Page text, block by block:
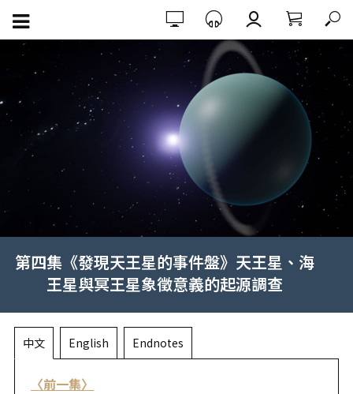
第四集《發現天王星的事件盤》天王星、海
王星與冥王星象徵意義的起源調查
中文 English Endnotes
〈前一集〉